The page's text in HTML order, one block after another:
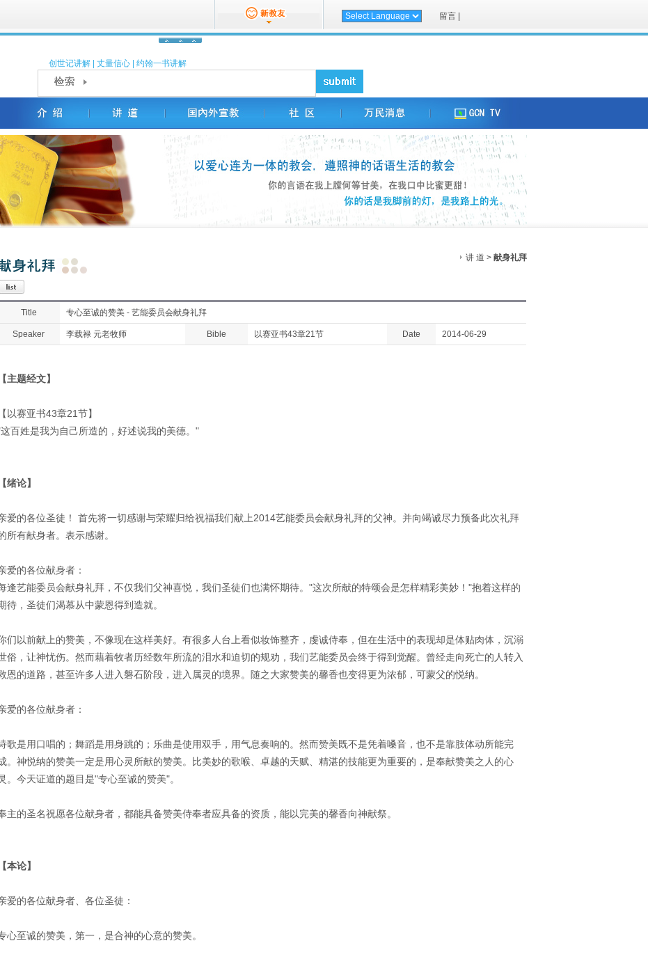
留言
创世记讲解 丈量信心 约翰一书讲解
讲 道 > 献身礼拜
Title 专心至诚的赞美 - 艺能委员会献身礼拜
Speaker 李载禄 元老牧师 Bible 以赛亚书43章21节 Date 2014-06-29
【主题经文】
【以赛亚书43章21节】
百姓是我为自己所造的，好述说我的美德。"
【绪论】
爱的各位圣徒！ 首先将一切感谢与荣耀归给祝福我们献上2014艺能委员会献身礼拜的父神。并向竭诚尽力预备此次礼拜
所有献身者。表示感谢。
爱的各位献身者：
逢艺能委员会献身礼拜，不仅我们父神喜悦，我们圣徒们也满怀期待。"这次所献的特颂会是怎样精彩美妙！"抱着这样的
待，圣徒们渴慕从中蒙恩得到造就。
们以前献上的赞美，不像现在这样美好。有很多人台上看似妆饰整齐，虔诚侍奉，但在生活中的表现却是体贴肉体，沉溺
俗，让神忧伤。然而藉着牧者历经数年所流的泪水和迫切的规劝，我们艺能委员会终于得到觉醒。曾经走向死亡的人转入
恩的道路，甚至许多人进入磐石阶段，进入属灵的境界。随之大家赞美的馨香也变得更为浓郁，可蒙父的悦纳。
爱的各位献身者：
歌是用口唱的；舞蹈是用身跳的；乐曲是使用双手，用气息奏响的。然而赞美既不是凭着嗓音，也不是靠肢体动所能完
。神悦纳的赞美一定是用心灵所献的赞美。比美妙的歌喉、卓越的天赋、精湛的技能更为重要的，是奉献赞美之人的心
。今天证道的题目是"专心至诚的赞美"。
主的圣名祝愿各位献身者，都能具备赞美侍奉者应具备的资质，能以完美的馨香向神献祭。
【本论】
爱的各位献身者、各位圣徒：
心至诚的赞美，第一，是合神的心意的赞美。